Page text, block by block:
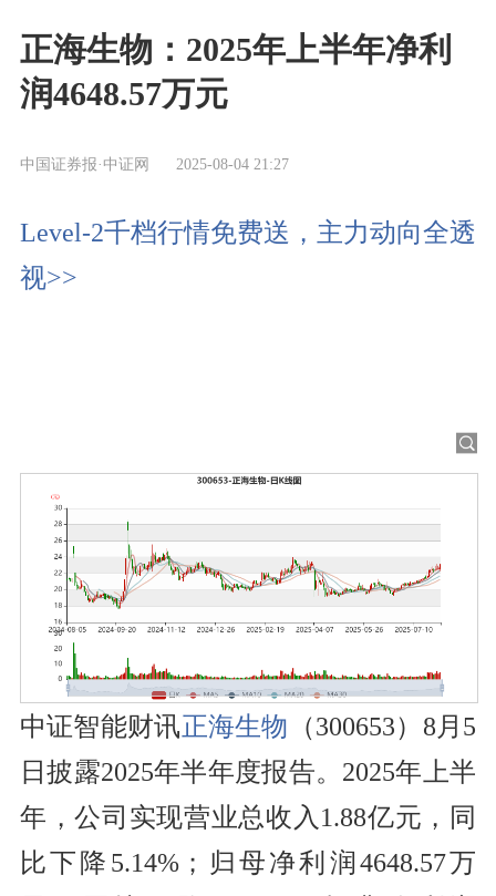
正海生物：2025年上半年净利
润4648.57万元
中国证券报·中证网 2025-08-04 21:27
Level-2千档行情免费送，主力动向全透
视>>
中证智能财讯正海生物 （300653）8月5
日披露2025年半年度报告。2025年上半
年，公司实现营业总收入1.88亿元，同
比下降5.14%；归母净利润4648.57万